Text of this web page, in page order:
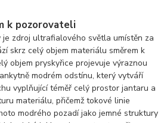
k pozorovateli
je zdroj ultrafialového světla umístěn za
skrz celý objem materiálu směrem k
objem pryskyřice projevuje výraznou
modrém odstínu, který vytváří
vyplňující téměř celý prostor jantaru a
materiálu, přičemž tokové linie
modrého pozadí jako jemné struktury